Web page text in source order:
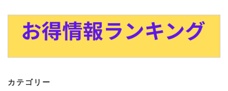
カテゴリー